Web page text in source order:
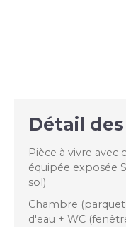
Détail
Pièce à vivre avec
équipée exposée
sol)
Chambre (parquet
d'eau + WC